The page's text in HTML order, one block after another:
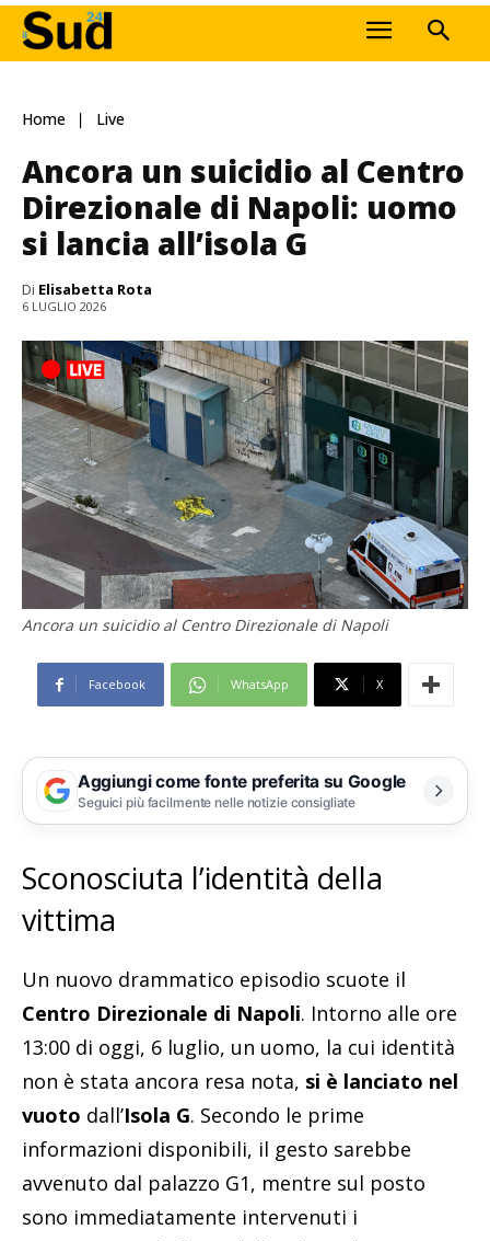
Home Live
Ancora un suicidio al Centro
Direzionale di Napoli: uomo
si lancia all’isola G
Di Elisabetta Rota
6 LUGLIO 2026
Ancora un suicidio al Centro Direzionale di Napoli
Facebook WhatsApp X
Aggiungi come fonte preferita su Google
Seguici più facilmente nelle notizie consigliate
Sconosciuta l’identità della
vittima
Un nuovo drammatico episodio scuote il
Centro Direzionale di Napoli. Intorno alle ore
13:00 di oggi, 6 luglio, un uomo, la cui identità
non è stata ancora resa nota, si è lanciato nel
vuoto dall’Isola G. Secondo le prime
informazioni disponibili, il gesto sarebbe
avvenuto dal palazzo G1, mentre sul posto
sono immediatamente intervenuti i